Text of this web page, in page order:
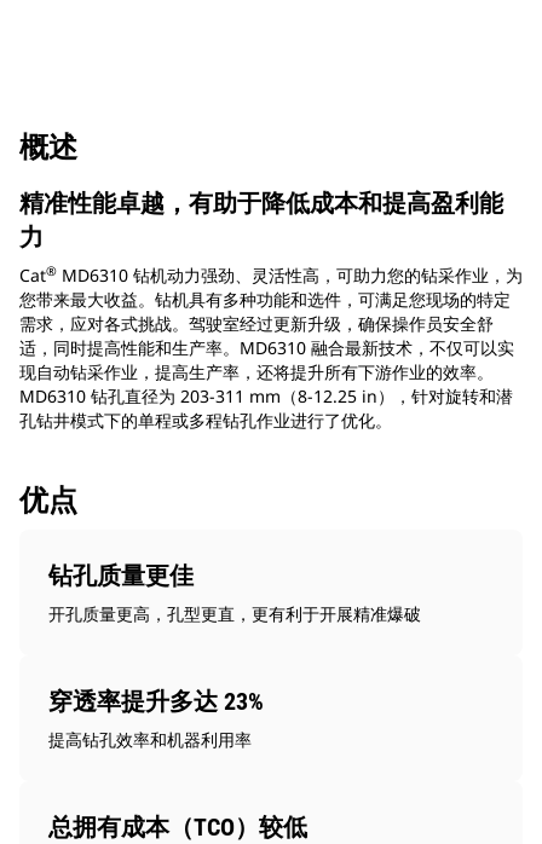
概述
精准性能卓越，有助于降低成本和提高盈利能
力
Cat® MD6310 钻机动力强劲、灵活性高，可助力您的钻采作业，为
您带来最大收益。钻机具有多种功能和选件，可满足您现场的特定
需求，应对各式挑战。驾驶室经过更新升级，确保操作员安全舒
适，同时提高性能和生产率。MD6310 融合最新技术，不仅可以实
现自动钻采作业，提高生产率，还将提升所有下游作业的效率。
MD6310 钻孔直径为 203-311 mm（8-12.25 in），针对旋转和潜
孔钻井模式下的单程或多程钻孔作业进行了优化。
优点
钻孔质量更佳
开孔质量更高，孔型更直，更有利于开展精准爆破
穿透率提升多达 23%
提高钻孔效率和机器利用率
总拥有成本（TCO）较低